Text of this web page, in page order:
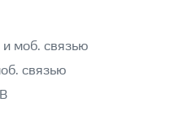
моб. связью
связью